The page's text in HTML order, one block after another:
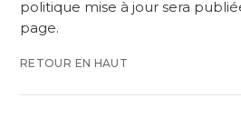
politique mise à jour sera
page.
RETOUR EN HAUT